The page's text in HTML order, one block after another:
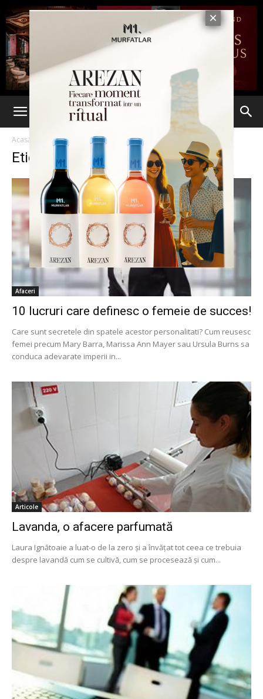
Acasă Etichete Antreprenor
Etichetă: antreprenor
Afaceri
10 lucruri care definesc o femeie de succes!
Care sunt secretele din spatele acestor personalitati? Cum reusesc
femei precum Mary Barra, Marissa Ann Mayer sau Ursula Burns sa
conduca adevarate imperii in...
Articole
Lavanda, o afacere parfumată
Laura Ignătoaie a luat-o de la zero și a învățat tot ceea ce trebuia
despre lavandă cum se cultivă, cum se procesează și cum...